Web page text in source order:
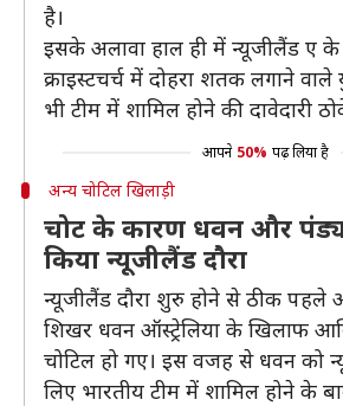
है।
इसके अलावा हाल ही में न्यूजीलैंड ए
क्राइस्टचर्च में दोहरा शतक लगाने
भी टीम में शामिल होने की दावेदारी
आपने 50% पढ़ लिया है
अन्य चोटिल खिलाड़ी
चोट के कारण धवन और
किया न्यूजीलैंड दौरा
न्यूजीलैंड दौरा शुरु होने से ठीक
शिखर धवन ऑस्ट्रेलिया के खिलाफ
चोटिल हो गए। इस वजह से धवन को
लिए भारतीय टीम में शामिल होने के